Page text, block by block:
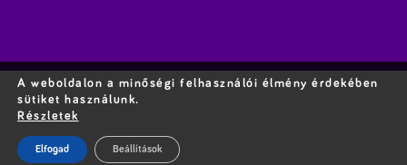
A weboldalon a minőségi felhasználói élmény érdekében
sütiket használunk.
Részletek
Elfogad Beállítások